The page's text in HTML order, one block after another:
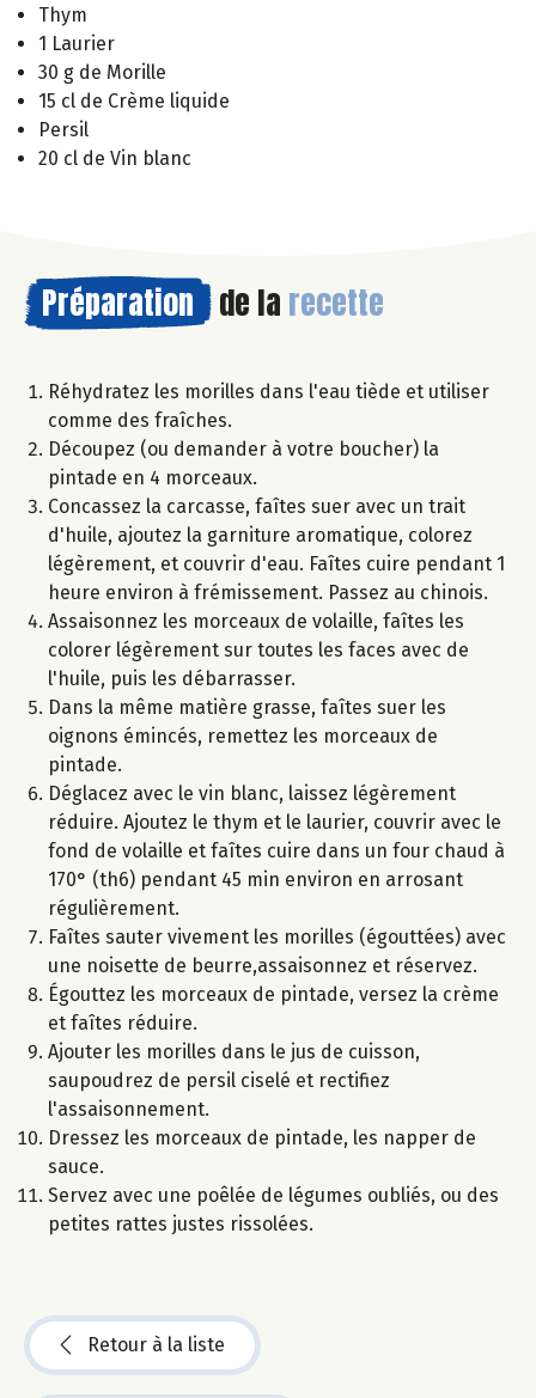
Thym
1 Laurier
30 g de Morille
15 cl de Crème liquide
Persil
20 cl de Vin blanc
Préparation de la recette
Réhydratez les morilles dans l'eau tiède et utiliser
comme des fraîches.
Découpez (ou demander à votre boucher) la
pintade en 4 morceaux.
Concassez la carcasse, faîtes suer avec un trait
d'huile, ajoutez la garniture aromatique, colorez
légèrement, et couvrir d'eau. Faîtes cuire pendant 1
heure environ à frémissement. Passez au chinois.
Assaisonnez les morceaux de volaille, faîtes les
colorer légèrement sur toutes les faces avec de
l'huile, puis les débarrasser.
Dans la même matière grasse, faîtes suer les
oignons émincés, remettez les morceaux de
pintade.
Déglacez avec le vin blanc, laissez légèrement
réduire. Ajoutez le thym et le laurier, couvrir avec le
fond de volaille et faîtes cuire dans un four chaud à
170° (th6) pendant 45 min environ en arrosant
régulièrement.
Faîtes sauter vivement les morilles (égouttées) avec
une noisette de beurre,assaisonnez et réservez.
Égouttez les morceaux de pintade, versez la crème
et faîtes réduire.
Ajouter les morilles dans le jus de cuisson,
saupoudrez de persil ciselé et rectifiez
l'assaisonnement.
Dressez les morceaux de pintade, les napper de
sauce.
Servez avec une poêlée de légumes oubliés, ou des
petites rattes justes rissolées.
Retour à la liste